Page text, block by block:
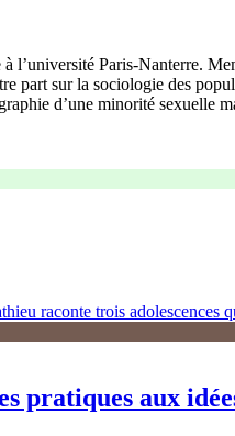
l’université Paris-Nanterre.
part sur la sociologie des
d’une minorité sexuelle
raconte trois adolescences
pratiques aux